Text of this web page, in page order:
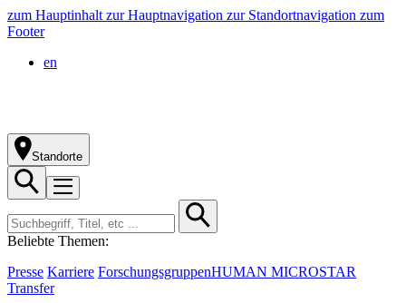
zum Hauptinhalt zur Hauptnavigation zur Standortnavigation zum
Footer
en
Standorte
Beliebte Themen:
Presse Karriere ForschungsgruppenHUMAN MICROSTAR
Transfer